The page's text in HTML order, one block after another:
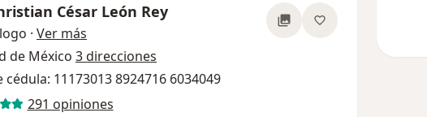
César León Rey
· Ver más
de México 3 direcciones
cédula: 11173013 8924716 6034049
291 opiniones